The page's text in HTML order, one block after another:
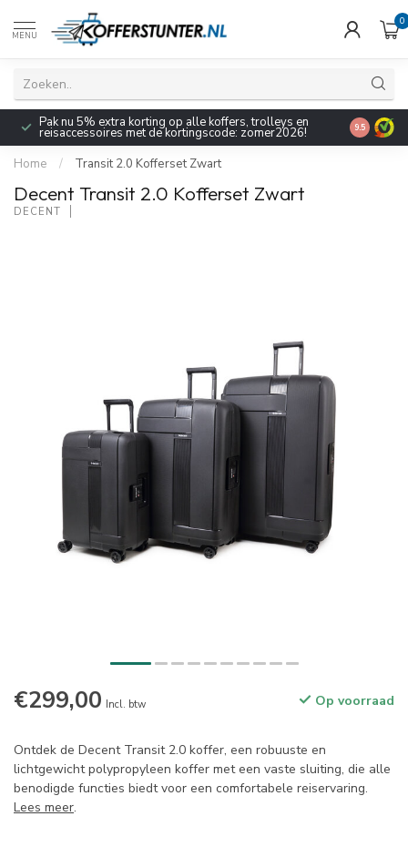
MENU
0
Pak nu 5% extra korting op alle koffers, trolleys en
reisaccessoires met de kortingscode: zomer2026! 9.5
Home / Transit 2.0 Kofferset Zwart
Decent Transit 2.0 Kofferset Zwart
DECENT
€299,00 Incl. btw Op voorraad
Ontdek de Decent Transit 2.0 koffer, een robuuste en
lichtgewicht polypropyleen koffer met een vaste sluiting, die alle
benodigde functies biedt voor een comfortabele reiservaring.
Lees meer.